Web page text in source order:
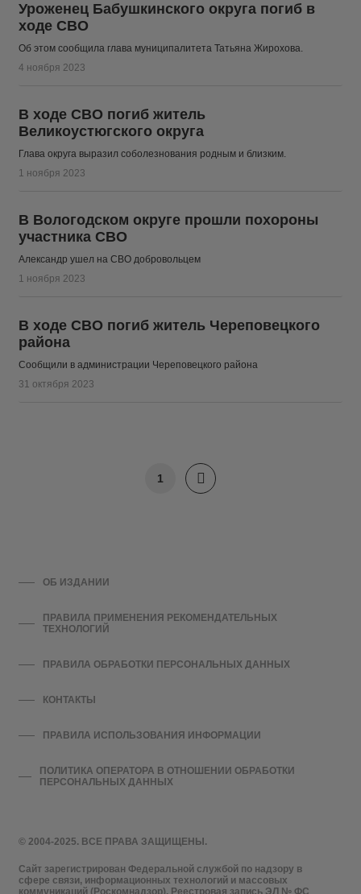
Уроженец Бабушкинского округа погиб в
ходе СВО
Об этом сообщила глава муниципалитета Татьяна Жирохова.
4 ноября 2023
В ходе СВО погиб житель
Великоустюгского округа
Глава округа выразил соболезнования родным и близким.
1 ноября 2023
В Вологодском округе прошли похороны
участника СВО
Александр ушел на СВО добровольцем
1 ноября 2023
В ходе СВО погиб житель Череповецкого
района
Сообщили в администрации Череповецкого района
31 октября 2023
1
© 2004-2025. ВСЕ ПРАВА ЗАЩИЩЕНЫ.
Сайт зарегистрирован Федеральной службой по надзору в
сфере связи, информационных технологий и массовых
коммуникаций (Роскомнадзор). Реестровая запись ЭЛ № ФС
ОБ ИЗДАНИИ
ПРАВИЛА ПРИМЕНЕНИЯ РЕКОМЕНДАТЕЛЬНЫХ
ТЕХНОЛОГИЙ
ПРАВИЛА ОБРАБОТКИ ПЕРСОНАЛЬНЫХ ДАННЫХ
КОНТАКТЫ
ПРАВИЛА ИСПОЛЬЗОВАНИЯ ИНФОРМАЦИИ
ПОЛИТИКА ОПЕРАТОРА В ОТНОШЕНИИ ОБРАБОТКИ
ПЕРСОНАЛЬНЫХ ДАННЫХ